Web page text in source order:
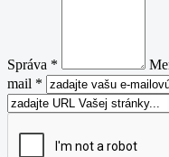
Správa *
mail *